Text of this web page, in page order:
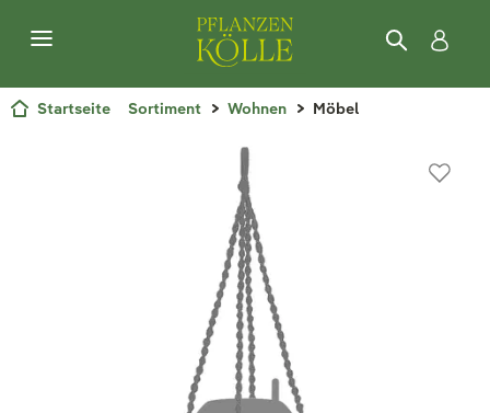
Startseite Sortiment Wohnen Möbel